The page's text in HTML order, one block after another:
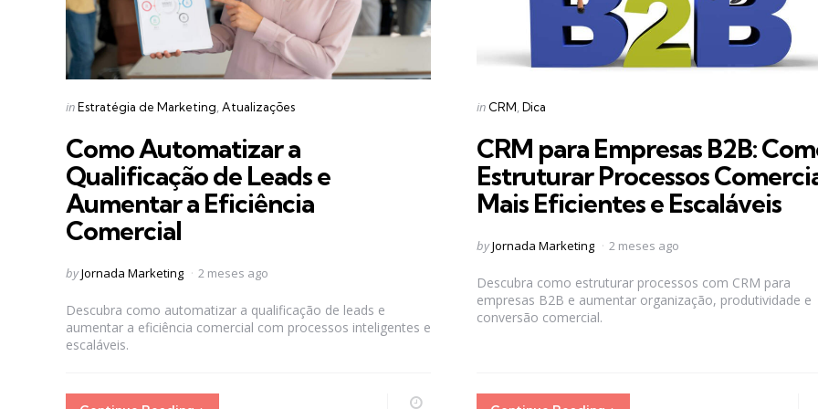
Categories
Posted
inEstratégia de Marketing Atualizações
Como Automatizar a
Qualificação de Leads e
Aumentar a Eficiência
Comercial
Posted
byJornada Marketing 2 meses ago
Descubra como automatizar a qualificação de leads e
aumentar a eficiência comercial com processos inteligentes e
escaláveis.
Categories
Posted
in CRM Dica
CRM para Empresas B2B:
Estruturar Processos
Mais Eficientes e Escaláveis
Posted
byJornada Marketing 2 meses ago
Descubra como estruturar processos com CRM para
empresas B2B e aumentar organização, produtividade e
conversão comercial.